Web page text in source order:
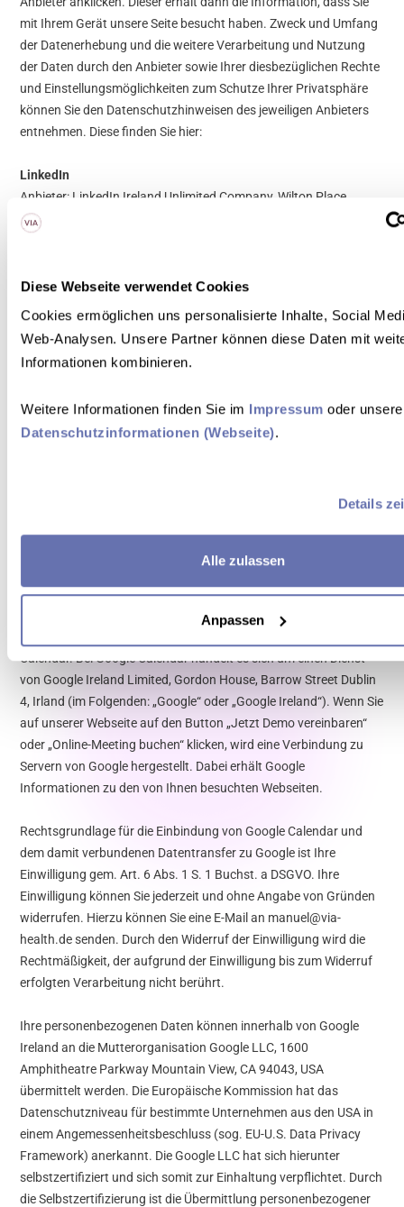
Diese Webseite verwendet Cookies
Cookies ermöglichen uns personalisierte Inhalte, Social
Web-Analysen. Unsere Partner können diese Daten mit
Informationen kombinieren.
Weitere Informationen finden Sie im Impressum
Datenschutzinformationen (Webseite).
Details
Alle zulassen
Anpassen
mit Ihrem Gerät unsere Seite besucht haben. Zweck und Umfang
der Datenerhebung und die weitere Verarbeitung und Nutzung
der Daten durch den Anbieter sowie Ihrer diesbezüglichen Rechte
und Einstellungsmöglichkeiten zum Schutze Ihrer Privatsphäre
können Sie den Datenschutzhinweisen des jeweiligen Anbieters
entnehmen. Diese finden Sie hier:
LinkedIn
Anbieter: LinkedIn Ireland Unlimited Company, Wilton Place,
Dublin 2, Ireland
Facebook
de.facebook.com/privacy/policy/
7. Google Calendar
Calendar. Bei Google Calendar handelt es sich um einen Dienst
von Google Ireland Limited, Gordon House, Barrow Street Dublin
4, Irland (im Folgenden: „Google“ oder „Google Ireland“). Wenn Sie
auf unserer Webseite auf den Button „Jetzt Demo vereinbaren“
oder „Online-Meeting buchen“ klicken, wird eine Verbindung zu
Servern von Google hergestellt. Dabei erhält Google
Informationen zu den von Ihnen besuchten Webseiten.
Rechtsgrundlage für die Einbindung von Google Calendar und
dem damit verbundenen Datentransfer zu Google ist Ihre
Einwilligung gem. Art. 6 Abs. 1 S. 1 Buchst. a DSGVO. Ihre
Einwilligung können Sie jederzeit und ohne Angabe von Gründen
widerrufen. Hierzu können Sie eine E-Mail an manuel@via-
health.de senden. Durch den Widerruf der Einwilligung wird die
Rechtmäßigkeit, der aufgrund der Einwilligung bis zum Widerruf
erfolgten Verarbeitung nicht berührt.
Ihre personenbezogenen Daten können innerhalb von Google
Ireland an die Mutterorganisation Google LLC, 1600
Amphitheatre Parkway Mountain View, CA 94043, USA
übermittelt werden. Die Europäische Kommission hat das
Datenschutzniveau für bestimmte Unternehmen aus den USA in
einem Angemessenheitsbeschluss (sog. EU-U.S. Data Privacy
Framework) anerkannt. Die Google LLC hat sich hierunter
selbstzertifiziert und sich somit zur Einhaltung verpflichtet. Durch
die Selbstzertifizierung ist die Übermittlung personenbezogener